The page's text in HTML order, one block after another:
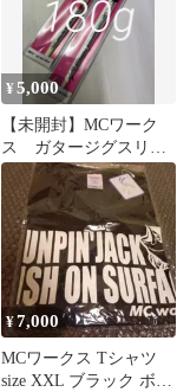
¥5,000
【未開封】MCワーク
ス ガタージグスリ
ム 180g
¥7,000
MCワークス Tシャツ
size XXL ブラック ボル